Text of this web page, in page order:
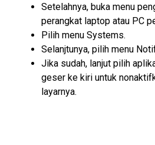
Setelahnya, buka menu
perangkat laptop atau PC
Pilih menu Systems.
Selanjtunya, pilih menu
Jika sudah, lanjut pilih
geser ke kiri untuk
layarnya.